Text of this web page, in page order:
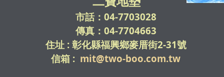
市話：04-7703028
傳真：04-7704663
住址 : 彰化縣福興鄉麥厝街2-31號
信箱 : mit@two-boo.com.tw